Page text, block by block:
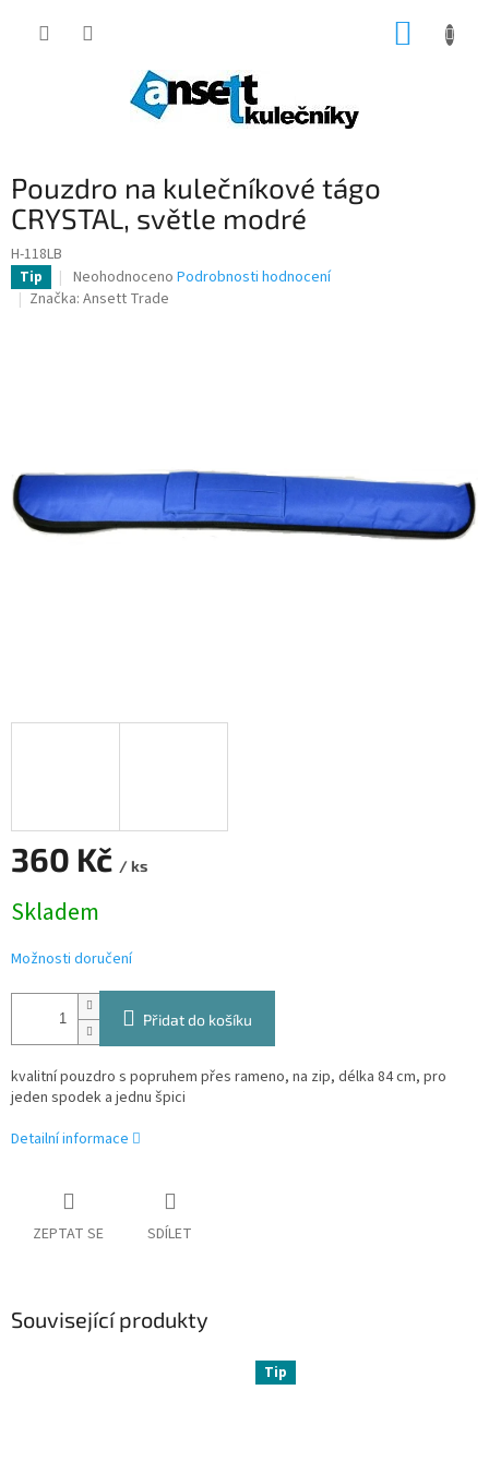
Pouzdro na kulečníkové tágo
CRYSTAL, světle modré
H-118LB
Tip
Průměrné
hodnocení
Neohodnoceno Podrobnosti hodnocení
Značka: Ansett Trade
360 Kč / ks
cena:
Skladem
Možnosti doručení
Přidat do košíku
kvalitní pouzdro s popruhem přes rameno, na zip, délka 84 cm, pro
jeden spodek a jednu špici
Detailní informace
ZEPTAT SE SDÍLET
Související produkty
Tip